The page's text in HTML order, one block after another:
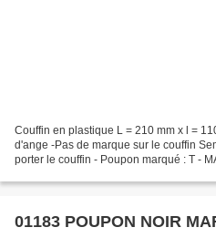
Couffin en plastique L = 210 mm x l =
d'ange -Pas de marque sur le couffin
porter le couffin - Poupon marqué : T -
01183 POUPON NOIR